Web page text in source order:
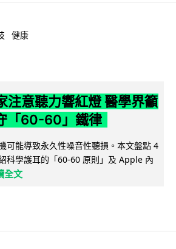
健康
注意聽力響紅燈 醫學界籲
「60-60」鐵律
可能導致永久性噪音性聽損。本文盤點 4
科學護耳的「60-60 原則」及 Apple 內
全文